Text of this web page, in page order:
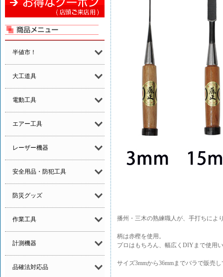
半値市！
大工道具
電動工具
エアー工具
レーザー機器
安全用品・防犯工具
防災グッズ
作業工具
計測機器
品確法対応品
播州・三木の熟練職人が、手打ちによ
柄は赤樫を使用。
プロはもちろん、幅広くDIYまで使用
サイズ3mmから36mmまでバラで販売